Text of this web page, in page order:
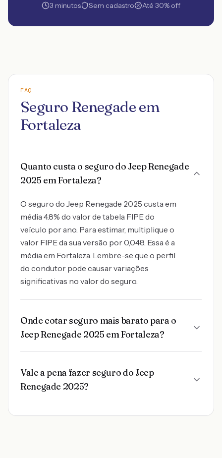
3 minutos Sem cadastro Até 30% off
FAQ
Seguro Renegade em
Fortaleza
Quanto custa o seguro do Jeep Renegade
2025 em Fortaleza?
O seguro do Jeep Renegade 2025 custa em
média 4.8% do valor de tabela FIPE do
veículo por ano. Para estimar, multiplique o
valor FIPE da sua versão por 0,048. Essa é a
média em Fortaleza. Lembre-se que o perfil
do condutor pode causar variações
significativas no valor do seguro.
Onde cotar seguro mais barato para o
Jeep Renegade 2025 em Fortaleza?
Vale a pena fazer seguro do Jeep
Renegade 2025?